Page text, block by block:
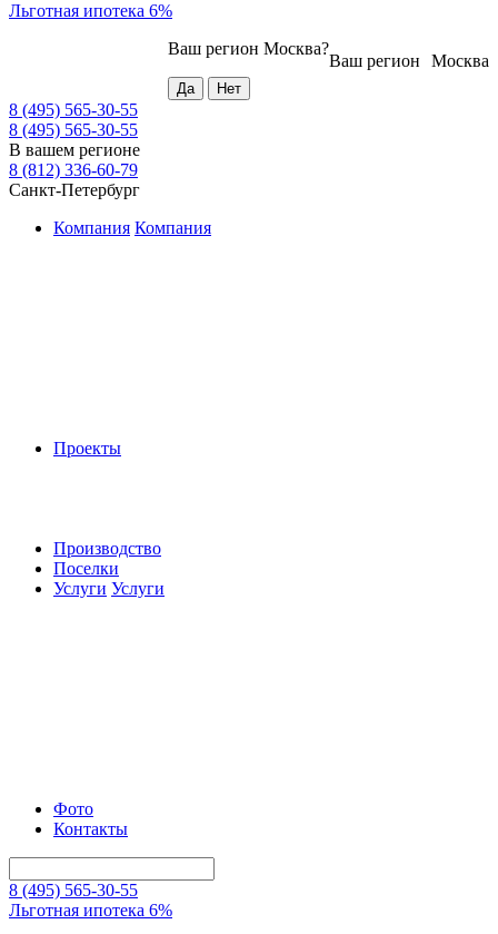
Льготная ипотека 6%
Москва
Ваш регион
Ваш регион Москва?
8 (495) 565-30-55
8 (495) 565-30-55
В вашем регионе
8 (812) 336-60-79
Санкт-Петербург
Компания Компания
Проекты
Производство
Поселки
Услуги Услуги
Фото
Контакты
8 (495) 565-30-55
Льготная ипотека 6%